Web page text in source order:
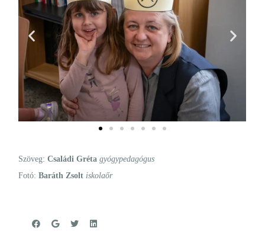
Szöveg:Családi Gréta gyógypedagógus
Fotó:Baráth Zsolt iskolaőr